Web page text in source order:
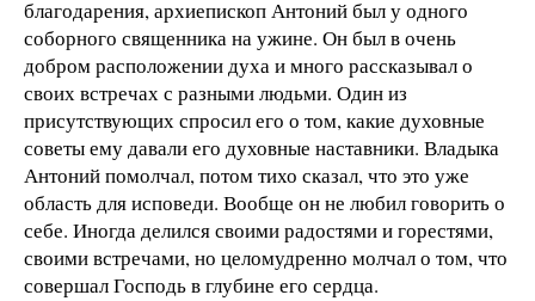
благодарения, архиепископ Антоний был у одного
соборного священника на ужине. Он был в очень
добром расположении духа и много рассказывал о
своих встречах с разными людьми. Один из
присутствующих спросил его о том, какие духовные
советы ему давали его духовные наставники. Владыка
Антоний помолчал, потом тихо сказал, что это уже
область для исповеди. Вообще он не любил говорить о
себе. Иногда делился своими радостями и горестями,
своими встречами, но целомудренно молчал о том, что
совершал Господь в глубине его сердца.